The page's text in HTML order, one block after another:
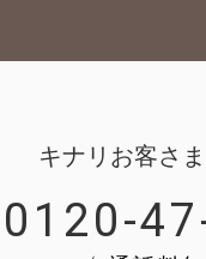
キナリお客さ
0120-